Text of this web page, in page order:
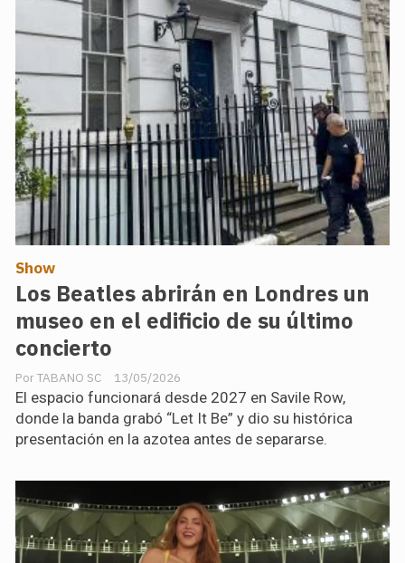
Los Beatles abrirán en Londres un
museo en el edificio de su último
concierto
TABANO SC
Show
13/05/2026
El espacio funcionará desde 2027 en Savile Row,
donde la banda grabó “Let It Be” y dio su histórica
presentación en la azotea antes de separarse.